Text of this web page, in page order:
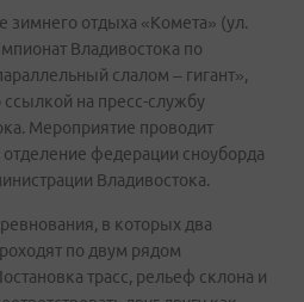
зимнего отдыха «Комета» (ул.
Владивостока по
слалом – гигант»,
на пресс-службу
Мероприятие проводит
федерации сноуборда
Владивостока.
в которых два
по двум рядом
трасс, рельеф склона и